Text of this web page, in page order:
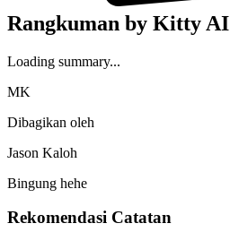
Rangkuman by Kitty AI
Loading summary...
MK
Dibagikan oleh
Jason Kaloh
Bingung hehe
Rekomendasi Catatan